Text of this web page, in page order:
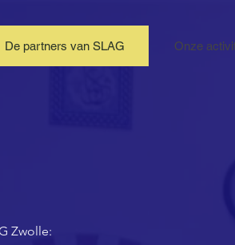
De partners van SLAG Onze
Zwolle: